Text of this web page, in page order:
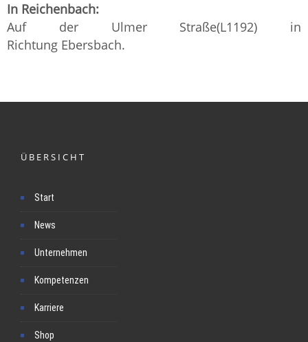
In Reichenbach:
Auf der Ulmer Straße(L1192) in
Richtung Ebersbach.
ÜBERSICHT
Start
News
Unternehmen
Kompetenzen
Karriere
Shop